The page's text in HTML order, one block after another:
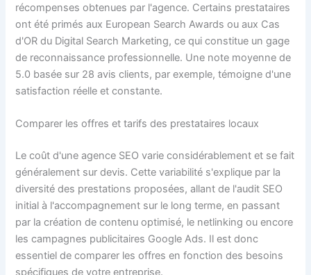
récompenses obtenues par l'agence. Certains prestataires
ont été primés aux European Search Awards ou aux Cas
d'OR du Digital Search Marketing, ce qui constitue un gage
de reconnaissance professionnelle. Une note moyenne de
5.0 basée sur 28 avis clients, par exemple, témoigne d'une
satisfaction réelle et constante.
Comparer les offres et tarifs des prestataires locaux
Le coût d'une agence SEO varie considérablement et se fait
généralement sur devis. Cette variabilité s'explique par la
diversité des prestations proposées, allant de l'audit SEO
initial à l'accompagnement sur le long terme, en passant
par la création de contenu optimisé, le netlinking ou encore
les campagnes publicitaires Google Ads. Il est donc
essentiel de comparer les offres en fonction des besoins
spécifiques de votre entreprise.